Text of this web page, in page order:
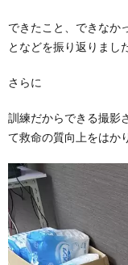
できたこと、できなか
となどを振り返りまし
さらに
訓練だからできる撮影
て救命の質向上をはか